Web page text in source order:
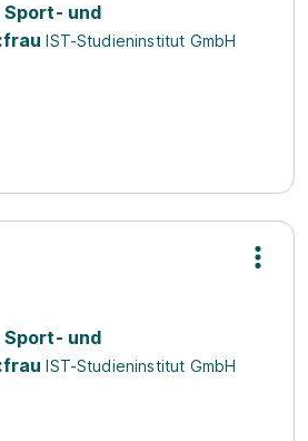
Sport- und
IST-Studieninstitut GmbH
Sport- und
IST-Studieninstitut GmbH